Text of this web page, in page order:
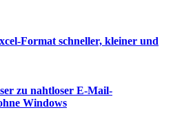
Format schneller, kleiner und
zu nahtloser E-Mail-
Windows